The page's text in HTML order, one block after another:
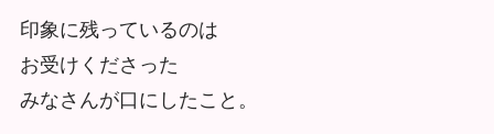
印象に残っているのは
お受けくださった
みなさんが口にしたこと。